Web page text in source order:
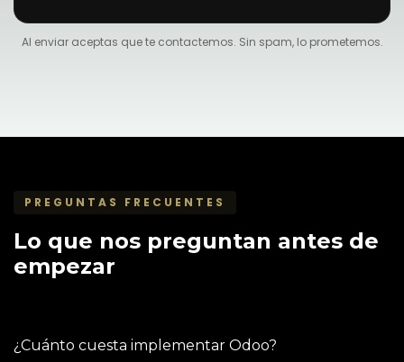
Al enviar aceptas que te contactemos. Sin spam, lo prometemos.
PREGUNTAS FRECUENTES
Lo que nos preguntan antes de
empezar
¿Cuánto cuesta implementar Odoo?